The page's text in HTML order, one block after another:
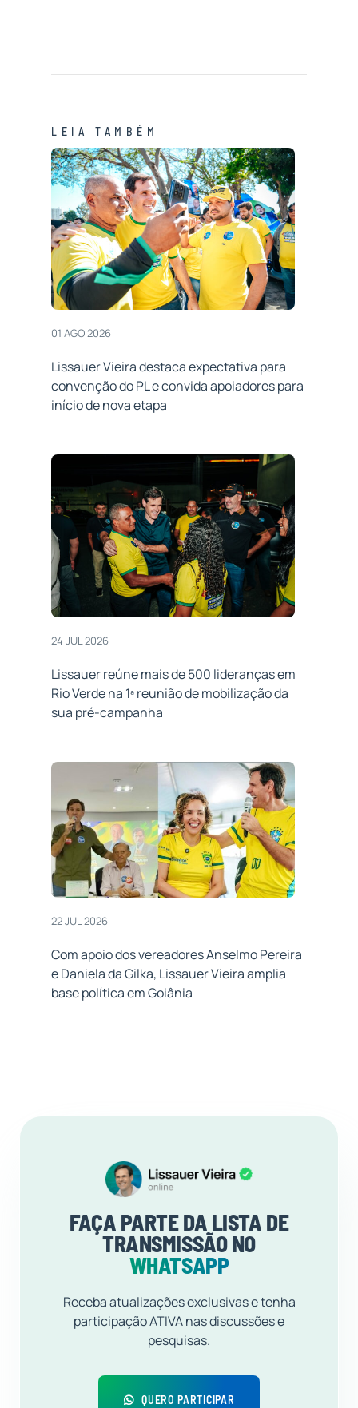
LEIA TAMBÉM
01 AGO 2026
Lissauer Vieira destaca expectativa para
convenção do PL e convida apoiadores para
início de nova etapa
24 JUL 2026
Lissauer reúne mais de 500 lideranças em
Rio Verde na 1ª reunião de mobilização da
sua pré-campanha
22 JUL 2026
Com apoio dos vereadores Anselmo Pereira
e Daniela da Gilka, Lissauer Vieira amplia
base política em Goiânia
FAÇA PARTE DA LISTA DE
TRANSMISSÃO NO
WHATSAPP
Receba atualizações exclusivas e tenha
participação ATIVA nas discussões e
pesquisas.
QUERO PARTICIPAR